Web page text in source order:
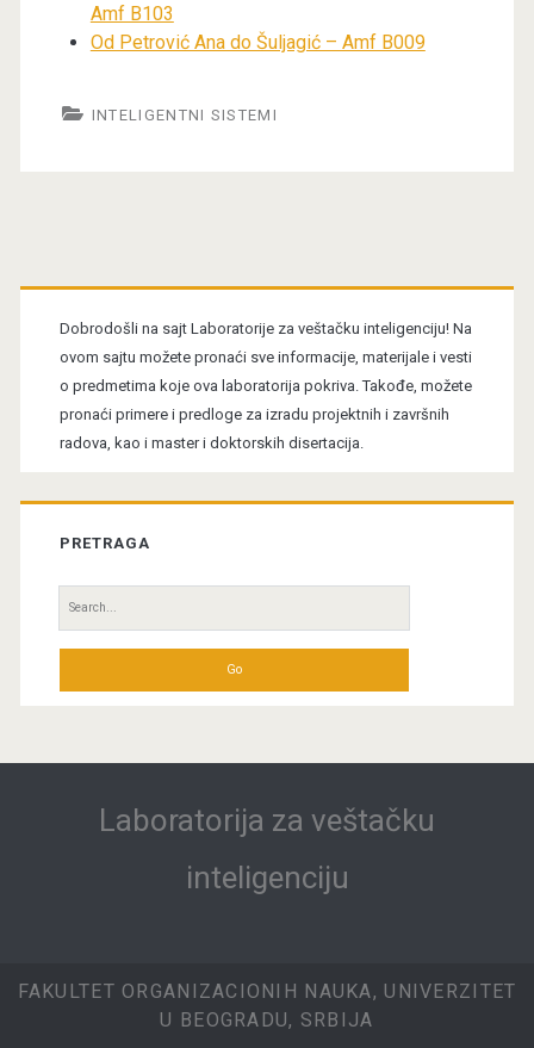
Amf B103
Od Petrović Ana do Šuljagić – Amf B009
INTELIGENTNI SISTEMI
Primary
Sidebar
Dobrodošli na sajt Laboratorije za veštačku inteligenciju! Na
ovom sajtu možete pronaći sve informacije, materijale i vesti
o predmetima koje ova laboratorija pokriva. Takođe, možete
pronaći primere i predloge za izradu projektnih i završnih
radova, kao i master i doktorskih disertacija.
PRETRAGA
Search
for:
Laboratorija za veštačku
inteligenciju
FAKULTET ORGANIZACIONIH NAUKA, UNIVERZITET
U BEOGRADU, SRBIJA